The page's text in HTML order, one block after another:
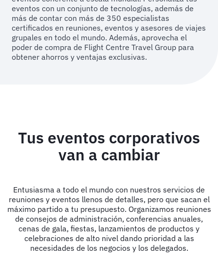
eventos con un conjunto de tecnologías, además de
más de contar con más de 350 especialistas
certificados en reuniones, eventos y asesores de viajes
grupales en todo el mundo. Además, aprovecha el
poder de compra de Flight Centre Travel Group para
obtener ahorros y ventajas exclusivas.
Tus eventos corporativos
van a cambiar
Entusiasma a todo el mundo con nuestros servicios de
reuniones y eventos llenos de detalles, pero que sacan el
máximo partido a tu presupuesto. Organizamos reuniones
de consejos de administración, conferencias anuales,
cenas de gala, fiestas, lanzamientos de productos y
celebraciones de alto nivel dando prioridad a las
necesidades de los negocios y los delegados.